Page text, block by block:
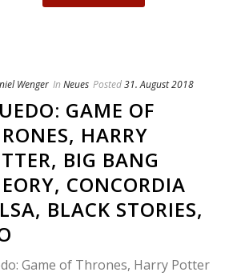
Wenger In Neues Posted31. August 2018
GAME OF
HARRY
BIG BANG
CONCORDIA
BLACK STORIES,
Game of Thrones, Harry Potter